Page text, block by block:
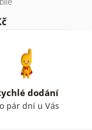
dodání
pár dní u Vás